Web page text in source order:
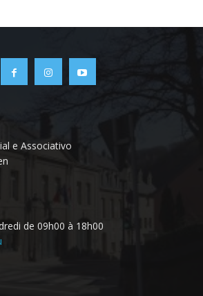
e Associativo
de 09h00 à 18h00